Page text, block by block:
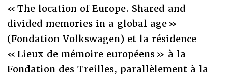
« The location of Europe. Shared and
divided memories in a global age »
(Fondation Volkswagen) et la résidence
« Lieux de mémoire européens » à la
Fondation des Treilles, parallèlement à la